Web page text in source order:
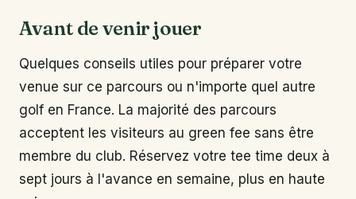
Avant de venir jouer
Quelques conseils utiles pour préparer votre
venue sur ce parcours ou n'importe quel autre
golf en France. La majorité des parcours
acceptent les visiteurs au green fee sans être
membre du club. Réservez votre tee time deux à
sept jours à l'avance en semaine, plus en haute